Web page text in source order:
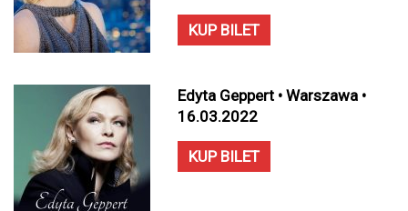
KUP BILET
Edyta Geppert • Warszawa •
16.03.2022
KUP BILET